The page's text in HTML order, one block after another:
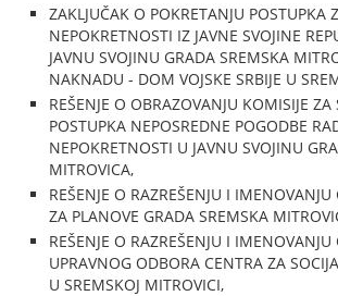
ZAKLJUČAK O POKRETANJU POSTUPKA
NEPOKRETNOSTI IZ JAVNE SVOJINE
JAVNU SVOJINU GRADA SREMSKA
NAKNADU - DOM VOJSKE SRBIJE U
REŠENJE O OBRAZOVANJU KOMISIJE ZA
POSTUPKA NEPOSREDNE POGODBE
NEPOKRETNOSTI U JAVNU SVOJINU
MITROVICA,
REŠENJE O RAZREŠENJU I
ZA PLANOVE GRADA SREMSKA
REŠENJE O RAZREŠENJU I IMENOVANJU
UPRAVNOG ODBORA CENTRA ZA
U SREMSKOJ MITROVICI,